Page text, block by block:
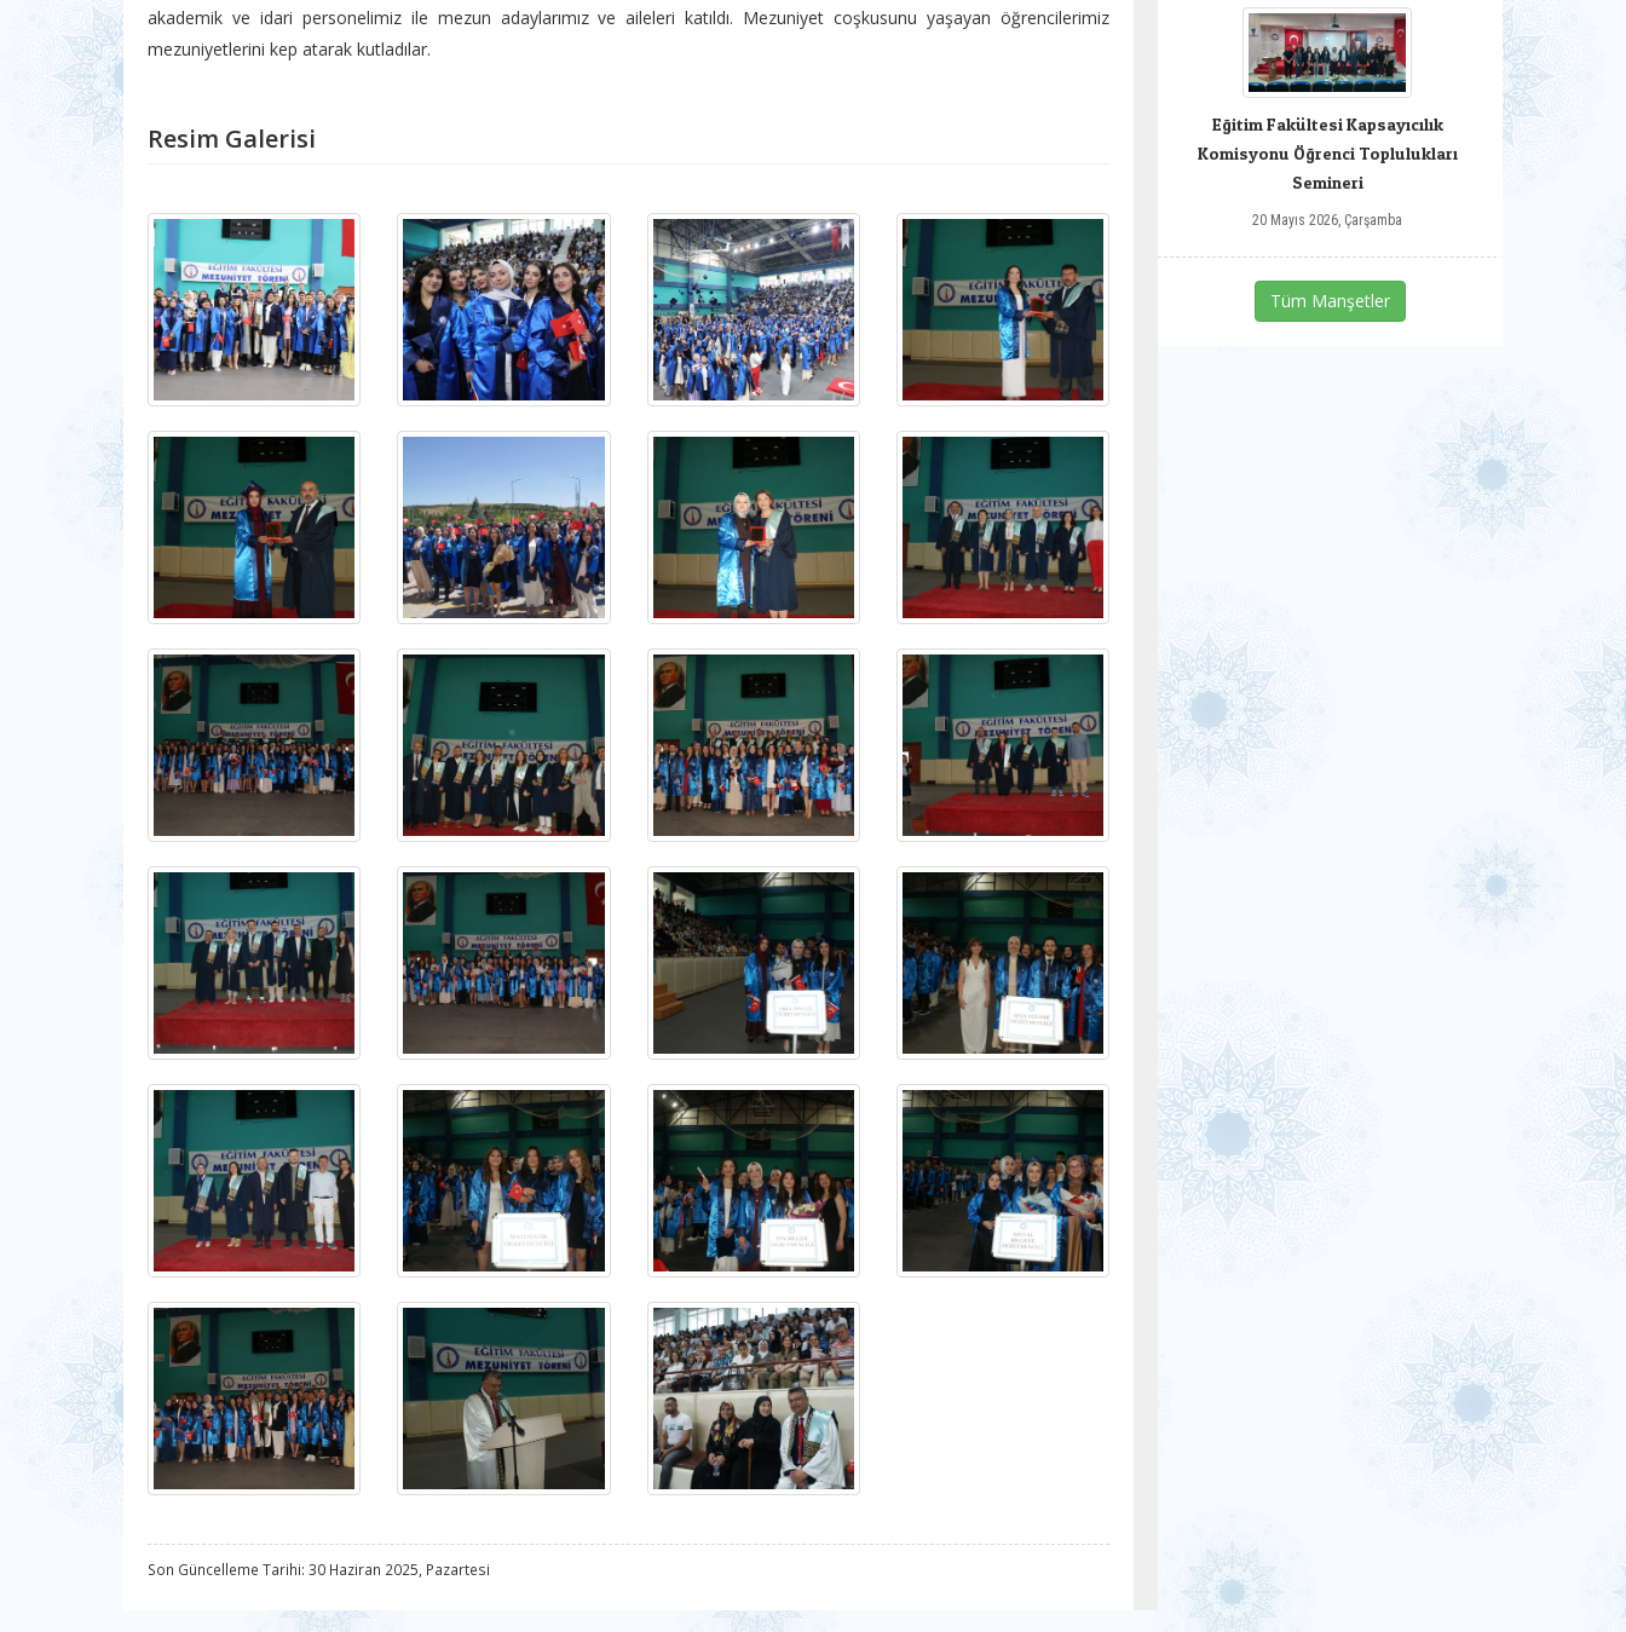
akademik ve idari personelimiz ile mezun adaylarımız ve aileleri katıldı. Mezuniyet coşkusunu yaşayan öğrencilerimiz
mezuniyetlerini kep atarak kutladılar.
Resim Galerisi
Son Güncelleme Tarihi: 30 Haziran 2025, Pazartesi
Eğitim Fakültesi Kapsayıcılık
Komisyonu Öğrenci Toplulukları
Semineri
20 Mayıs 2026, Çarşamba
Tüm Manşetler